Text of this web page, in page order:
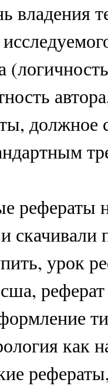
владения
должное
рефераты
урок
как